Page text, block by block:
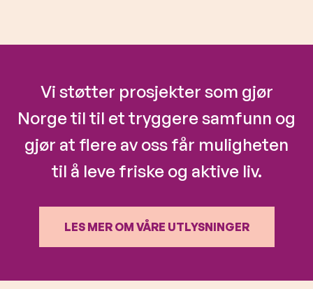
Vi støtter prosjekter som gjør
Norge til til et tryggere samfunn og
gjør at flere av oss får muligheten
til å leve friske og aktive liv.
LES MER OM VÅRE UTLYSNINGER